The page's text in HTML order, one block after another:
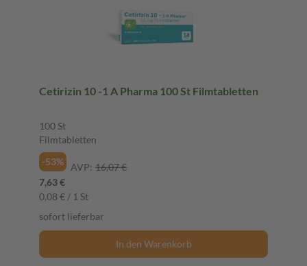
Cetirizin 10 -1 A Pharma 100 St Filmtabletten
100 St
Filmtabletten
-53%
AVP: 16,07 €
7,63 €
0,08 € / 1 St
sofort lieferbar
In den Warenkorb